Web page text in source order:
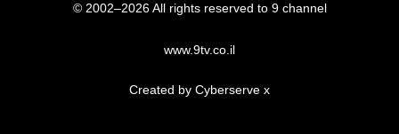
© 2002–2026 All rights reserved to 9 channel
www.9tv.co.il
Created by Cyberserve x